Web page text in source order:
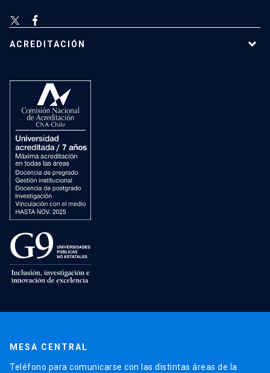
ACREDITACIÓN
MESA CENTRAL
Teléfono para comunicarse con las distintas áreas de la